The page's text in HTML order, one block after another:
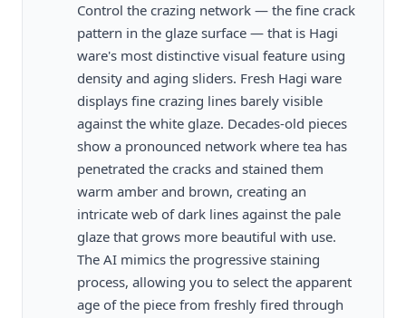
Control the crazing network — the fine crack
pattern in the glaze surface — that is Hagi
ware's most distinctive visual feature using
density and aging sliders. Fresh Hagi ware
displays fine crazing lines barely visible
against the white glaze. Decades-old pieces
show a pronounced network where tea has
penetrated the cracks and stained them
warm amber and brown, creating an
intricate web of dark lines against the pale
glaze that grows more beautiful with use.
The AI mimics the progressive staining
process, allowing you to select the apparent
age of the piece from freshly fired through